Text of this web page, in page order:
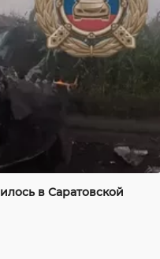
в Саратовской